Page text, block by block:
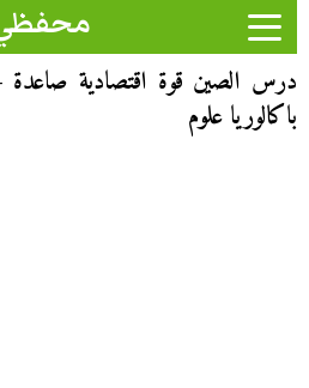
درس الصين قوة اقتصادية صاعدة
باكالوريا علوم